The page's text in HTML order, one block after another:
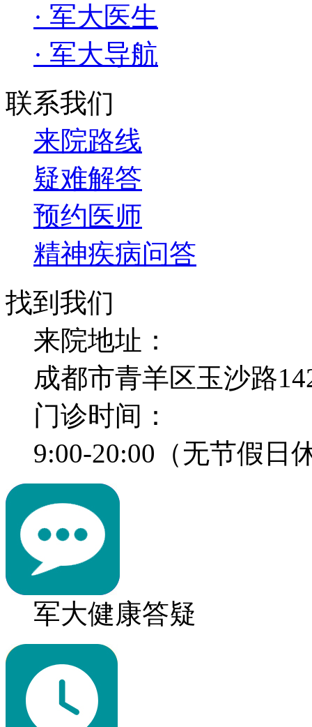
· 军大医生
· 军大导航
联系我们
来院路线
疑难解答
预约医师
精神疾病问答
找到我们
来院地址：
成都市青羊区玉沙路
门诊时间：
9:00-20:00（无节假日
军大健康答疑